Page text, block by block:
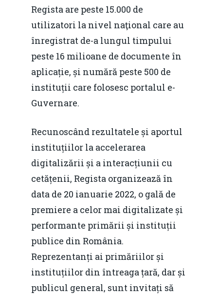
Regista are peste 15.000 de
utilizatori la nivel naţional care au
înregistrat de-a lungul timpului
peste 16 milioane de documente în
aplicație, și numără peste 500 de
instituții care folosesc portalul e-
Guvernare.
Recunoscând rezultatele și aportul
instituțiilor la accelerarea
digitalizării și a interacțiunii cu
cetățenii, Regista organizează în
data de 20 ianuarie 2022, o gală de
premiere a celor mai digitalizate și
performante primării și instituții
publice din România.
Reprezentanți ai primăriilor și
instituțiilor din întreaga țară, dar și
publicul general, sunt invitați să